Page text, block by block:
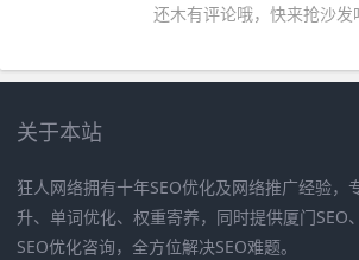
还木有评论哦，快来抢沙发
关于本站
狂人网络拥有十年SEO优化及网络推广经验，
升、单词优化、权重寄养，同时提供厦门SEO
SEO优化咨询，全方位解决SEO难题。